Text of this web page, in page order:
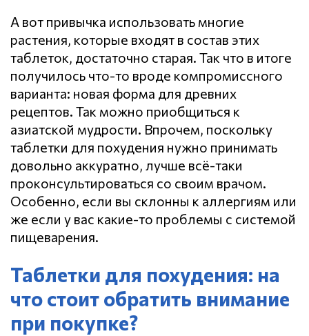
А вот привычка использовать многие
растения, которые входят в состав этих
таблеток, достаточно старая. Так что в итоге
получилось что-то вроде компромиссного
варианта: новая форма для древних
рецептов. Так можно приобщиться к
азиатской мудрости. Впрочем, поскольку
таблетки для похудения нужно принимать
довольно аккуратно, лучше всё-таки
проконсультироваться со своим врачом.
Особенно, если вы склонны к аллергиям или
же если у вас какие-то проблемы с системой
пищеварения.
Таблетки для похудения: на
что стоит обратить внимание
при покупке?